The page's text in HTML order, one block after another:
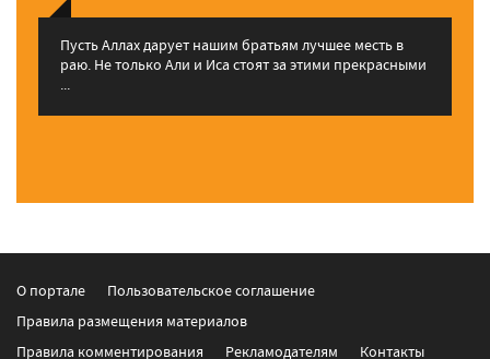
Пусть Аллах дарует нашим братьям лучшее месть в
раю. Не только Али и Иса стоят за этими прекрасными
...
О портале
Пользовательское соглашение
Правила размещения материалов
Правила комментирования
Рекламодателям Контакты